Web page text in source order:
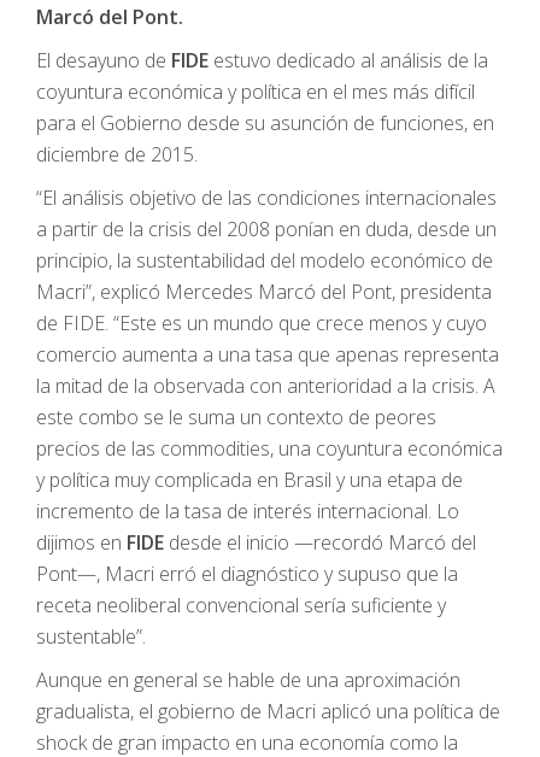
Marcó del Pont.
El desayuno de FIDE estuvo dedicado al análisis de la
coyuntura económica y política en el mes más difícil
para el Gobierno desde su asunción de funciones, en
diciembre de 2015.
“El análisis objetivo de las condiciones internacionales
a partir de la crisis del 2008 ponían en duda, desde un
principio, la sustentabilidad del modelo económico de
Macri”, explicó Mercedes Marcó del Pont, presidenta
de FIDE. “Este es un mundo que crece menos y cuyo
comercio aumenta a una tasa que apenas representa
la mitad de la observada con anterioridad a la crisis. A
este combo se le suma un contexto de peores
precios de las commodities, una coyuntura económica
y política muy complicada en Brasil y una etapa de
incremento de la tasa de interés internacional. Lo
dijimos en FIDE desde el inicio —recordó Marcó del
Pont—, Macri erró el diagnóstico y supuso que la
receta neoliberal convencional sería suficiente y
sustentable”.
Aunque en general se hable de una aproximación
gradualista, el gobierno de Macri aplicó una política de
shock de gran impacto en una economía como la